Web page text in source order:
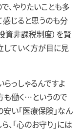
、やりたいことも多
感じると思うのも分
資非課税制度）を賢
していく方が目に見
っしゃるんですよ
も働く…というので
い「医療保険」なん
、「心のお守り」には